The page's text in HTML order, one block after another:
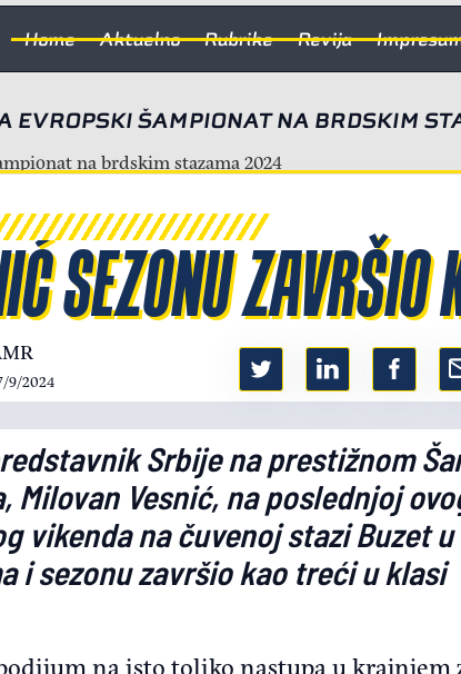
Home Aktuelno Rubrike Revija
EVROPSKI ŠAMPIONAT NA BRDSKIM
SEZONU ZAVRŠIO
9/2024
Srbije na prestižnom
Milovan Vesnić, na poslednjoj
vikenda na čuvenoj stazi Buzet
i sezonu završio kao treći u klasi
na isto toliko nastupa u krajnjem